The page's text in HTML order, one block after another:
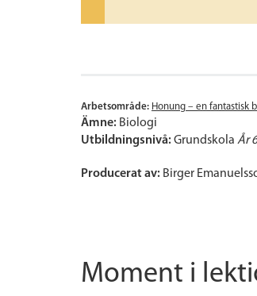
Arbetsområde: Honung – en fantastisk
Ämne: Biologi
Utbildningsnivå: Grundskola År 6
Producerat av: Birger
Moment i